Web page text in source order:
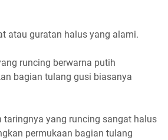
atau guratan halus yang alami.
runcing berwarna putih
bagian tulang gusi biasanya
taringnya yang runcing sangat halus
permukaan bagian tulang